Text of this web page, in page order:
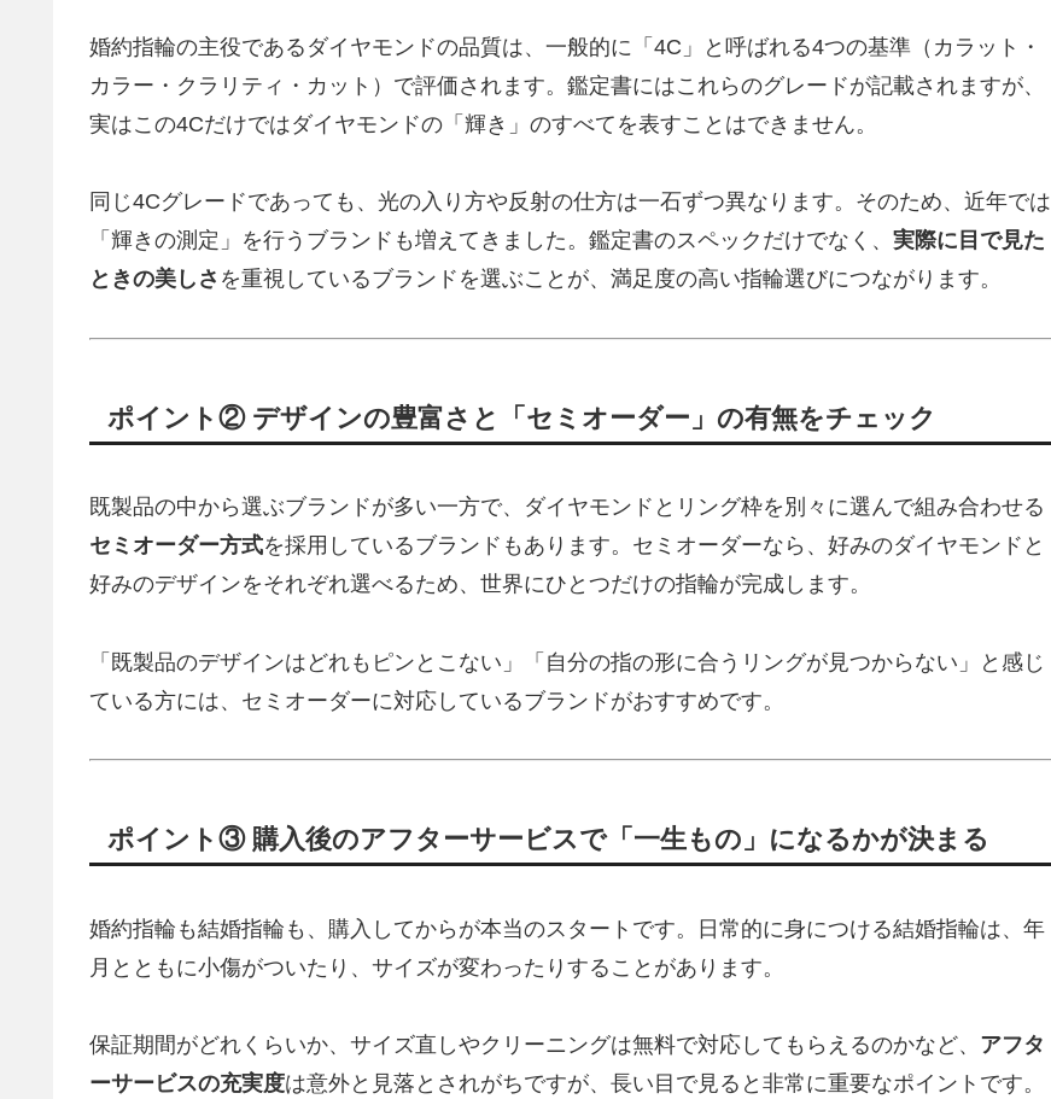
婚約指輪の主役であるダイヤモンドの品質は、一般的に「4C」と呼ばれる4つの基準（カラット・
カラー・クラリティ・カット）で評価されます。鑑定書にはこれらのグレードが記載されますが、
実はこの4Cだけではダイヤモンドの「輝き」のすべてを表すことはできません。
同じ4Cグレードであっても、光の入り方や反射の仕方は一石ずつ異なります。そのため、近年では
「輝きの測定」を行うブランドも増えてきました。鑑定書のスペックだけでなく、 実際に目で見た
ときの美しさ を重視しているブランドを選ぶことが、満足度の高い指輪選びにつながります。
ポイント② デザインの豊富さと「セミオーダー」の有無をチェック
既製品の中から選ぶブランドが多い一方で、ダイヤモンドとリング枠を別々に選んで組み合わせる
セミオーダー方式を採用しているブランドもあります。セミオーダーなら、好みのダイヤモンドと
好みのデザインをそれぞれ選べるため、世界にひとつだけの指輪が完成します。
「既製品のデザインはどれもピンとこない」「自分の指の形に合うリングが見つからない」と感じ
ている方には、セミオーダーに対応しているブランドがおすすめです。
ポイント③ 購入後のアフターサービスで「一生もの」になるかが決まる
婚約指輪も結婚指輪も、購入してからが本当のスタートです。日常的に身につける結婚指輪は、年
月とともに小傷がついたり、サイズが変わったりすることがあります。
保証期間がどれくらいか、サイズ直しやクリーニングは無料で対応してもらえるのかなど、 アフタ
ーサービスの充実度は意外と見落とされがちですが、長い目で見ると非常に重要なポイントです。